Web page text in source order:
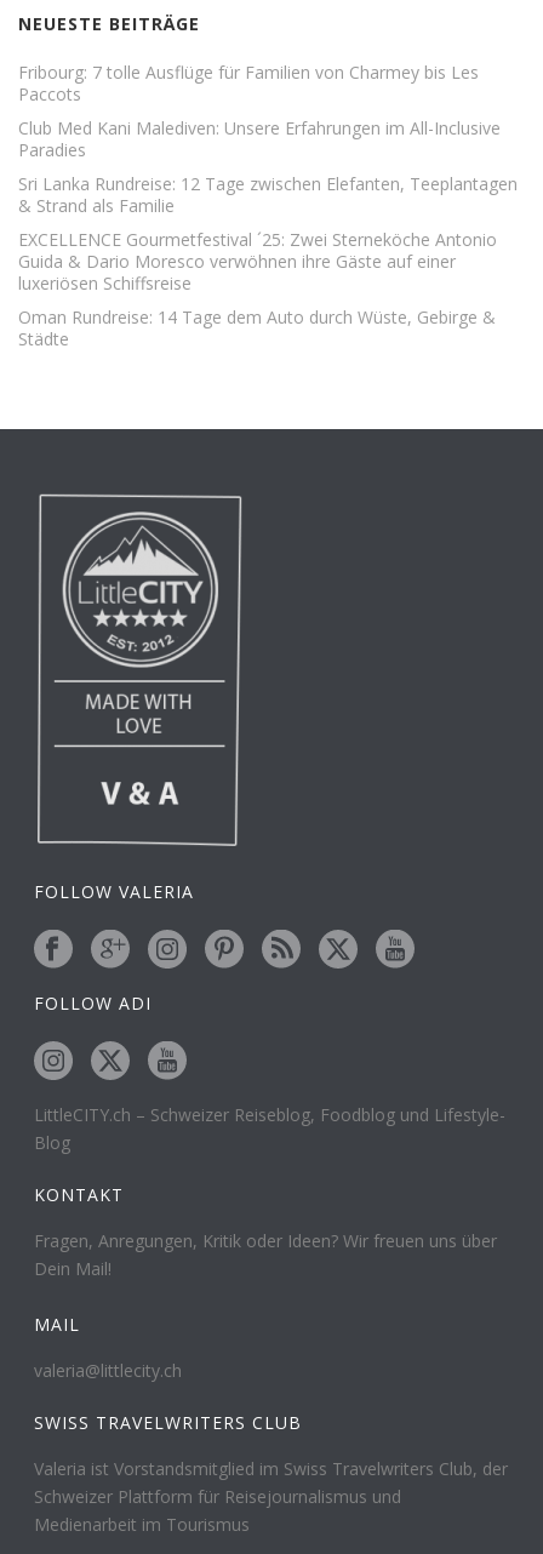
NEUESTE BEITRÄGE
Fribourg: 7 tolle Ausflüge für Familien von Charmey bis Les
Paccots
Club Med Kani Malediven: Unsere Erfahrungen im All-Inclusive
Paradies
Sri Lanka Rundreise: 12 Tage zwischen Elefanten, Teeplantagen
& Strand als Familie
EXCELLENCE Gourmetfestival ´25: Zwei Sterneköche Antonio
Guida & Dario Moresco verwöhnen ihre Gäste auf einer
luxeriösen Schiffsreise
Oman Rundreise: 14 Tage dem Auto durch Wüste, Gebirge &
Städte
FOLLOW VALERIA
FOLLOW ADI
LittleCITY.ch – Schweizer Reiseblog, Foodblog und Lifestyle-
Blog
KONTAKT
Fragen, Anregungen, Kritik oder Ideen? Wir freuen uns über
Dein Mail!
MAIL
valeria@littlecity.ch
SWISS TRAVELWRITERS CLUB
Valeria ist Vorstandsmitglied im Swiss Travelwriters Club, der
Schweizer Plattform für Reisejournalismus und
Medienarbeit im Tourismus